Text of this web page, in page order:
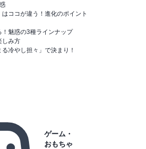
ココが違う！進化のポイント
！魅惑の3種ラインナップ
しみ方
冷やし担々」で決まり！
ゲーム・
おもちゃ